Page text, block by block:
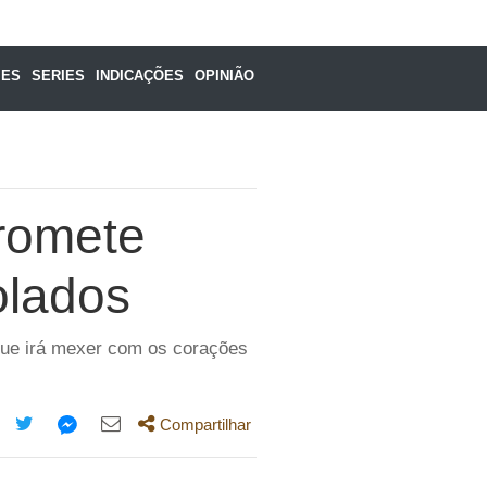
SERIES INDICAÇÕES OPINIÃO
irá mexer com os corações
Compartilhe
Compartilhe
Compartilhe
Compartilhar